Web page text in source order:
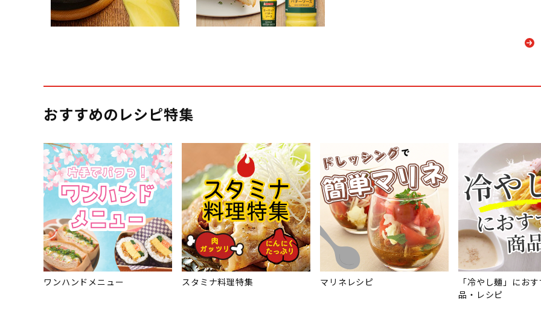
おすすめのレシピ特集
ワンハンドメニュー スタミナ料理特集 マリネレシピ
「冷やし麺」にお
品・レシピ